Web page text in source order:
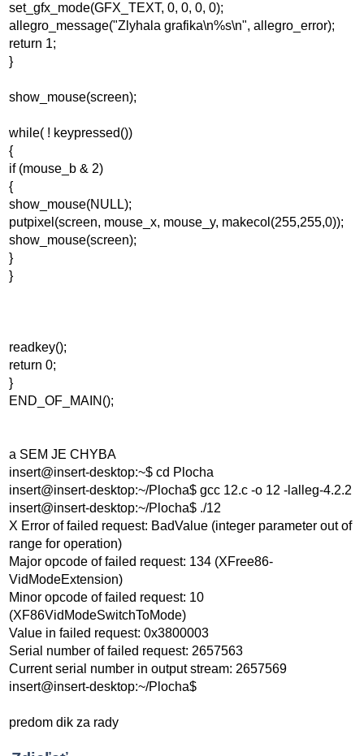
set_gfx_mode(GFX_TEXT, 0, 0, 0, 0);
allegro_message("Zlyhala grafika\n%s\n", allegro_error);
return 1;
}
show_mouse(screen);
while( ! keypressed())
{
if (mouse_b & 2)
{
show_mouse(NULL);
putpixel(screen, mouse_x, mouse_y, makecol(255,255,0));
show_mouse(screen);
}
}
readkey();
return 0;
}
END_OF_MAIN();
a SEM JE CHYBA
insert@insert-desktop:~$ cd Plocha
insert@insert-desktop:~/Plocha$ gcc 12.c -o 12 -lalleg-4.2.2
insert@insert-desktop:~/Plocha$ ./12
X Error of failed request: BadValue (integer parameter out of
range for operation)
Major opcode of failed request: 134 (XFree86-
VidModeExtension)
Minor opcode of failed request: 10
(XF86VidModeSwitchToMode)
Value in failed request: 0x3800003
Serial number of failed request: 2657563
Current serial number in output stream: 2657569
insert@insert-desktop:~/Plocha$
predom dik za rady